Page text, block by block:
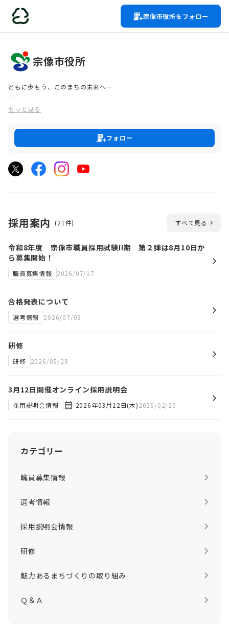
宗像市役所をフォロー
宗像市役所
ともに歩もう、このまちの未来へ―
私たち市職員のミッションは「ずっと住みたいまち宗像」を実現するこ
市役所の仕事、それは単なる事務処理ではありません。それは「まちを
つくること」であり、そこで暮らす人々の営みを支え、未来へつないで
私たち宗像市職員は、子どもたちが健やかに育ち、すべての世代が安心
今回募集するのは、「ずっと住みたいまち宗像」の実現に向け、共にこ
要。学歴も問いません。宗像のまちづくりに関心のあるあなたを歓迎し
ます。
私たちと共にこのまちの未来へ挑戦しませんか？
もっと見る
フォロー
採用案内 (21件) すべて見る
カテゴリー
職員募集情報
選考情報
採用説明会情報
研修
魅力あるまちづくりの取り組み
Ｑ＆Ａ
令和8年度 宗像市職員採用試験II期 第２弾は8月10日か
ら募集開始！
職員募集情報 2026/07/17
合格発表について
選考情報 2026/07/03
研修
研修 2026/05/28
3月12日開催オンライン採用説明会
採用説明会情報 2026年03月12日(木)2026/02/25